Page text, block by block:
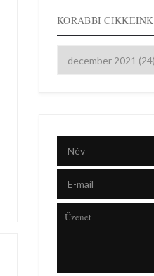
KORÁBBI CIKKEINK